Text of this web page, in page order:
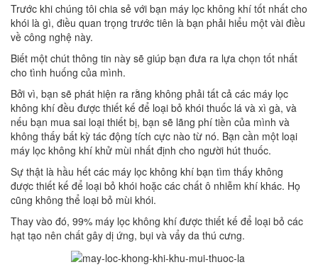
Trước khi chúng tôi chia sẻ với bạn máy lọc không khí tốt nhất cho
khói là gì, điều quan trọng trước tiên là bạn phải hiểu một vài điều
về công nghệ này.
Biết một chút thông tin này sẽ giúp bạn đưa ra lựa chọn tốt nhất
cho tình huống của mình.
Bởi vì, bạn sẽ phát hiện ra rằng không phải tất cả các máy lọc
không khí đều được thiết kế để loại bỏ khói thuốc lá và xì gà, và
nếu bạn mua sai loại thiết bị, bạn sẽ lãng phí tiền của mình và
không thấy bất kỳ tác động tích cực nào từ nó. Bạn cần một loại
máy lọc không khí khử mùi nhất định cho người hút thuốc.
Sự thật là hầu hết các máy lọc không khí bạn tìm thấy không
được thiết kế để loại bỏ khói hoặc các chất ô nhiễm khí khác. Họ
cũng không thể loại bỏ mùi khói.
Thay vào đó, 99% máy lọc không khí được thiết kế để loại bỏ các
hạt tạo nên chất gây dị ứng, bụi và vẩy da thú cưng.